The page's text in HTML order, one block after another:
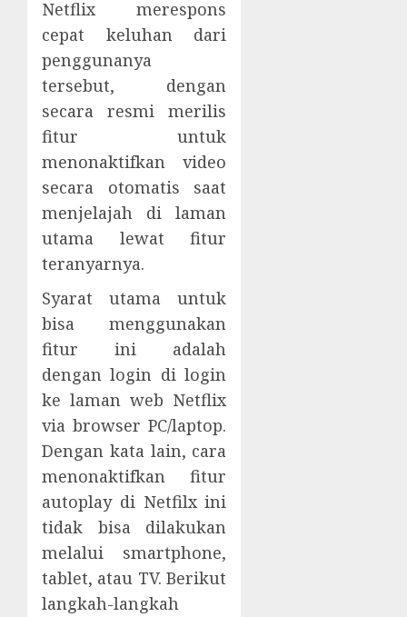
Netflix merespons
cepat keluhan dari
penggunanya
tersebut, dengan
secara resmi merilis
fitur untuk
menonaktifkan video
secara otomatis saat
menjelajah di laman
utama lewat fitur
teranyarnya.
Syarat utama untuk
bisa menggunakan
fitur ini adalah
dengan login di login
ke laman web Netflix
via browser PC/laptop.
Dengan kata lain, cara
menonaktifkan fitur
autoplay di Netfilx ini
tidak bisa dilakukan
melalui smartphone,
tablet, atau TV. Berikut
langkah-langkah